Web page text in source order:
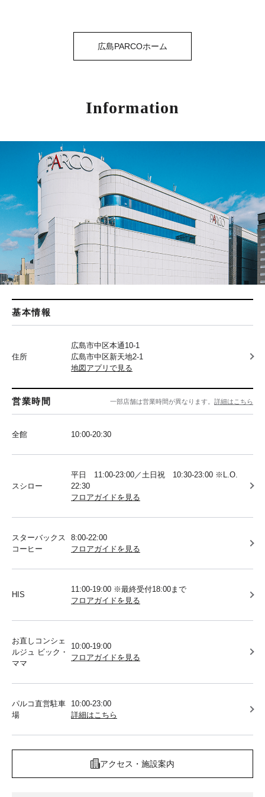
広島PARCOホーム
Information
基本情報
住所
広島市中区本通10-1
広島市中区新天地2-1
地図アプリで見る
営業時間 一部店舗は営業時間が異なります。 詳細はこちら
全館 10:00-20:30
スシロー
平日 11:00-23:00／土日祝 10:30-23:00 ※L.O.
22:30
フロアガイドを見る
スターバックス
コーヒー
8:00-22:00
フロアガイドを見る
HIS
11:00-19:00 ※最終受付18:00まで
フロアガイドを見る
お直しコンシェ
ルジュ ビック・
ママ
10:00-19:00
フロアガイドを見る
パルコ直営駐車
場
10:00-23:00
詳細はこちら
アクセス・施設案内